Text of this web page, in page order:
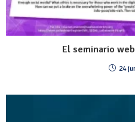
El seminario
24